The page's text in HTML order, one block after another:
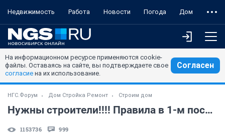
Недвижимость Работа Новости Погода Дом
На информационном ресурсе применяются cookie-
файлы. Оставаясь на сайте, вы подтверждаете свое
согласие на их использование.
Согласен
НГС.Форум Дом Стройка Ремонт Строим дом
Нужны строители!!!! Правила в 1-м посте топика
1153736 999